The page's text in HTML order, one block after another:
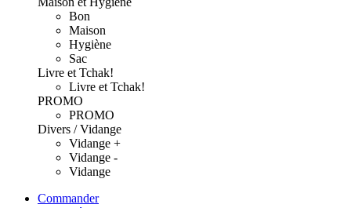
Bon
Maison
Hygiène
Sac
Livre et Tchak!
Livre et Tchak!
PROMO
PROMO
Divers / Vidange
Vidange +
Vidange -
Vidange
Commander